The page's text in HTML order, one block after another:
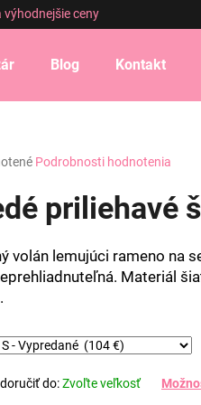
ceny
Blog Kontakt
Podrobnosti hodnotenia
priliehavé
volán lemujúci rameno na
Materiál
do:Zvoľte veľkosť